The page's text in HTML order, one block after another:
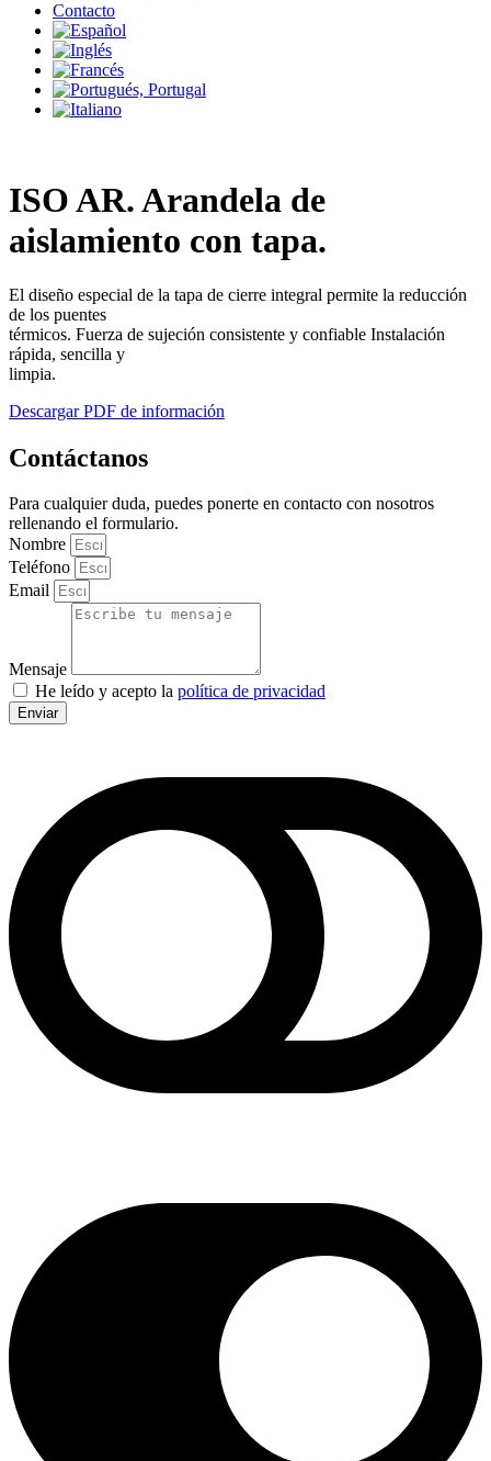
Contacto
ISO AR. Arandela de
aislamiento con tapa.
El diseño especial de la tapa de cierre integral permite la reducción
de los puentes
térmicos. Fuerza de sujeción consistente y confiable Instalación
rápida, sencilla y
limpia.
Descargar PDF de información
Contáctanos
Para cualquier duda, puedes ponerte en contacto con nosotros
rellenando el formulario.
Nombre
Teléfono
Email
Mensaje
He leído y acepto la política de privacidad
Enviar